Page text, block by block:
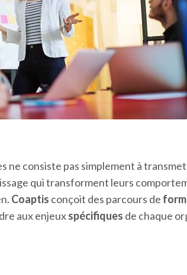
ne consiste pas simplement à
qui transforment leurs
Coaptis conçoit des parcours de
aux enjeuxspécifiques de chaque